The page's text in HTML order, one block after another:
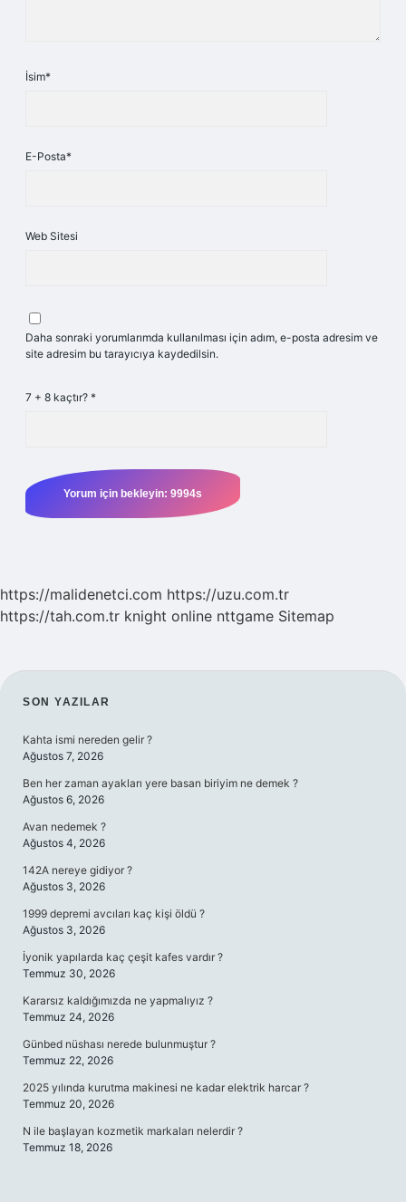
İsim*
E-Posta*
Web Sitesi
Daha sonraki yorumlarımda kullanılması için adım, e-posta adresim ve
site adresim bu tarayıcıya kaydedilsin.
7 + 8 kaçtır? *
https://malidenetci.com https://uzu.com.tr
https://tah.com.tr knight online nttgame Sitemap
SIDEBAR
SON YAZILAR
Kahta ismi nereden gelir ?
Ağustos 7, 2026
Ben her zaman ayakları yere basan biriyim ne demek ?
Ağustos 6, 2026
Avan nedemek ?
Ağustos 4, 2026
142A nereye gidiyor ?
Ağustos 3, 2026
1999 depremi avcıları kaç kişi öldü ?
Ağustos 3, 2026
İyonik yapılarda kaç çeşit kafes vardır ?
Temmuz 30, 2026
Kararsız kaldığımızda ne yapmalıyız ?
Temmuz 24, 2026
Günbed nüshası nerede bulunmuştur ?
Temmuz 22, 2026
2025 yılında kurutma makinesi ne kadar elektrik harcar ?
Temmuz 20, 2026
N ile başlayan kozmetik markaları nelerdir ?
Temmuz 18, 2026